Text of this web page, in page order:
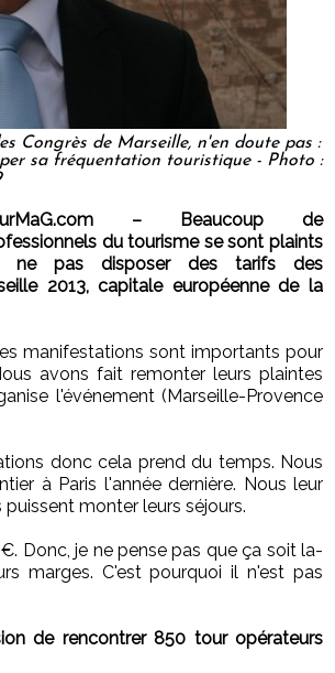
Congrès de Marseille, n'en doute pas :
sa fréquentation touristique - Photo :
– Beaucoup de
du tourisme se sont plaints
ne pas disposer des tarifs des
2013, capitale européenne de la
manifestations sont importants pour
avons fait remonter leurs plaintes
l'événement (Marseille-Provence
donc cela prend du temps. Nous
à Paris l'année dernière. Nous leur
monter leurs séjours.
Donc, je ne pense pas que ça soit la-
marges. C'est pourquoi il n'est pas
de rencontrer 850 tour opérateurs